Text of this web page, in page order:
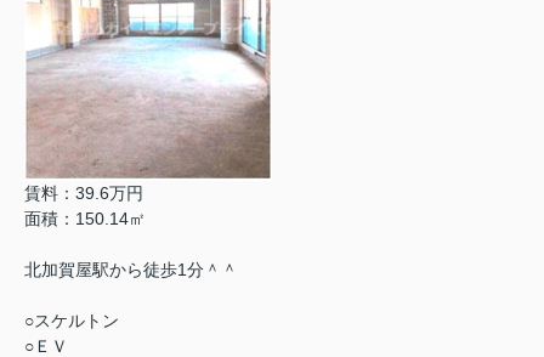
賃料：39.6万円
面積：150.14㎡
北加賀屋駅から徒歩1分＾＾
○スケルトン
○ＥＶ